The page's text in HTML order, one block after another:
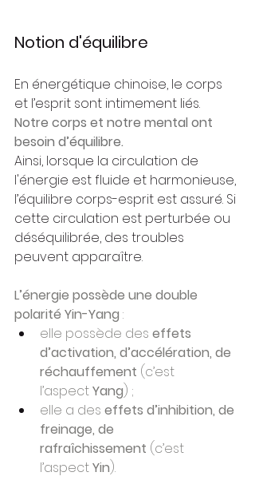
Notion d'équilibre
En énergétique chinoise, le corps
et l’esprit sont intimement liés.
Notre corps et notre mental ont
besoin d’équilibre.
Ainsi, lorsque la circulation de
l'énergie est fluide et harmonieuse,
l’équilibre corps-esprit est assuré. Si
cette circulation est perturbée ou
déséquilibrée, des troubles
peuvent apparaître.
L’énergie possède une double
polarité Yin-Yang :
elle possède des effets
d’activation, d’accélération, de
réchauffement (c’est
l’aspect Yang) ;
elle a des effets d’inhibition, de
freinage, de
rafraîchissement (c’est
l’aspect Yin).